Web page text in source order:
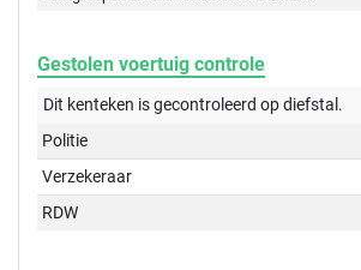
Gestolen voertuig controle
Dit kenteken is gecontroleerd opdiefstal.
Politie
Verzekeraar
RDW